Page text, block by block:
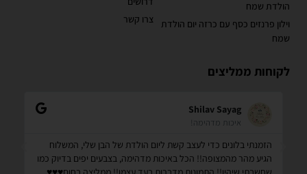
הולדת שמח
וילון פרנזים כסף עם כרזה יום הולדת
שמח
צרו קשר
לקוחות ממליצים
Shilav Sayag
איכות מדהימה!
הזמנתי בלונים כדי לעצב קשת ליום הולדת של הבן שלי, המשלוח
הגיע מהר מהמצופה!! הכל באיכות מדהימה, בצבעים יפים בדיוק כמו